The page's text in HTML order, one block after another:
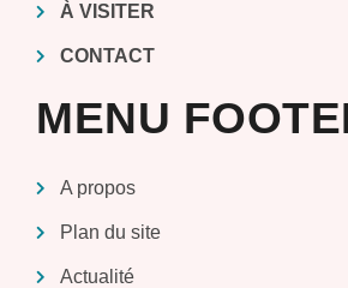
À VISITER
CONTACT
MENU
A propos
Plan du site
Actualité